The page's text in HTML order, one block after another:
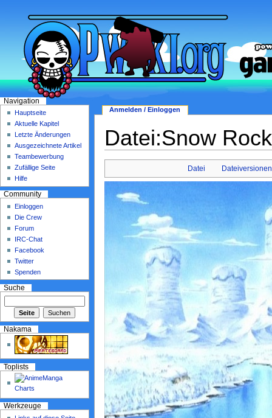
Datei:Snow
Datei Dateiversionen
Anmelden / Einloggen
Navigation
Hauptseite
Aktuelle Kapitel
Letzte Änderungen
Ausgezeichnete Artikel
Teambewerbung
Zufällige Seite
Hilfe
Community
Einloggen
Die Crew
Forum
IRC-Chat
Facebook
Twitter
Spenden
Suche
Nakama
Toplists
Werkzeuge